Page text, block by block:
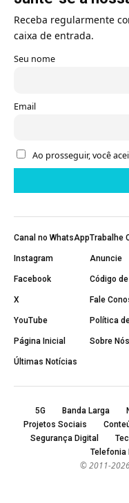
Receba regularmente
caixa de entrada.
Seu nome
Email
Ao prosseguir, você
Canal no WhatsApp
Instagram
Facebook
X
YouTube
Página Inicial
Últimas Notícias
Trabalhe
Anuncie
Código
Fale
Política
Sobre Nós
5G Banda Larga
Projetos Sociais
Segurança Digital
Telefonia
© 2011-